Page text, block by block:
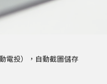
電投）
，自動截圖儲存